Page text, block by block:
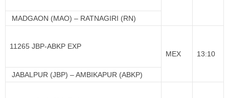
MADGAON (MAO) – RATNAGIRI (RN)
11265 JBP-ABKP EXP
MEX
13:10
JABALPUR (JBP) – AMBIKAPUR (ABKP)